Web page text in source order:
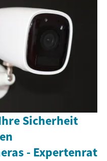
Sicherheit
- Expertenrat